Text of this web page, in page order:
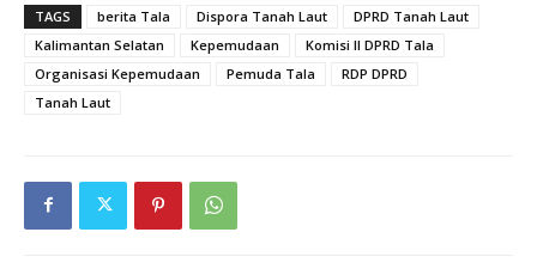
TAGS berita Tala Dispora Tanah Laut
DPRD Tanah Laut
Kalimantan Selatan
Kepemudaan
Komisi II DPRD Tala
Organisasi Kepemudaan
Pemuda Tala
RDP DPRD
Tanah Laut